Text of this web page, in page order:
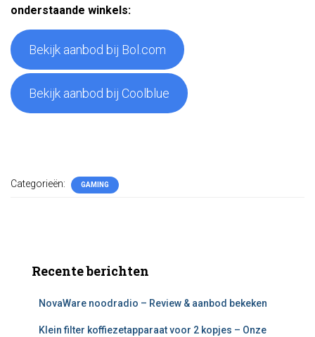
onderstaande winkels:
Bekijk aanbod bij Bol.com
Bekijk aanbod bij Coolblue
Categorieën: GAMING
Recente berichten
NovaWare noodradio – Review & aanbod bekeken
Klein filter koffiezetapparaat voor 2 kopjes – Onze